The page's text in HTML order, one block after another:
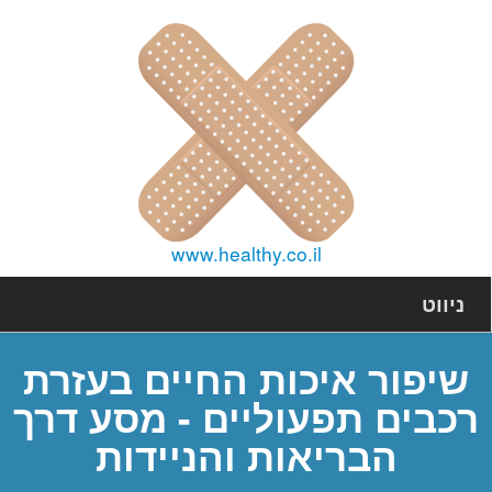
www.healthy.co.il
ניווט
שיפור איכות החיים בעזרת
רכבים תפעוליים - מסע דרך
הבריאות והניידות